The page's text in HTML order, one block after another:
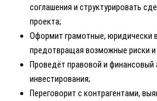
соглашения и структурировать
проекта;
Оформит грамотные, юридически
предотвращая возможные риски
Проведёт правовой и финансовый
инвестирования;
Переговорит с контрагентами,